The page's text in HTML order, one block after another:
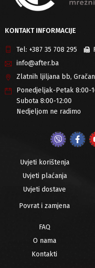
KONTAKT INFORMACIJE
Tel: +387 35 708 295
info@after.ba
Zlatnih ljiljana bb,
Ponedjeljak-Petak 8:00-
Subota 8:00-12:00
Nedjeljom ne radimo
Uvjeti korištenja
Uvjeti plaćanja
Uvjeti dostave
Povrat i zamjena
FAQ
O nama
Kontakti